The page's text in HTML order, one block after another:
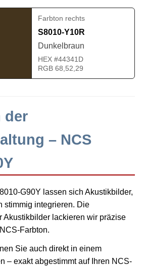
Farbton rechts
S8010-Y10R
Dunkelbraun
HEX #44341D
RGB 68,52,29
der
– NCS
G90Y lassen sich Akustikbilder,
stimmig integrieren. Die
Akustikbilder lackieren wir präzise
Farbton.
Sie auch direkt in einem
– exakt abgestimmt auf Ihren NCS-